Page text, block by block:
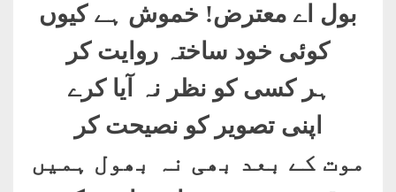
بول اے معترض! خموش ہے کیوں
کوئی خود ساختہ روایت کر
ہر کسی کو نظر نہ آیا کرے
اپنی تصویر کو نصیحت کر
موت کے بعد بھی نہ بھول ہمیں